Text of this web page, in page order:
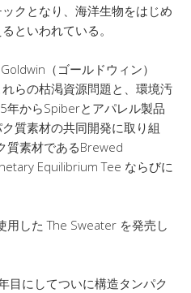
クとなり、海洋生物をはじめ
といわれている。
（ゴールドウィン）
らの枯渇資源問題と、環境汚
年からSpiberとアパレル製品
質素材の共同開発に取り組
質素材であるBrewed
Equilibrium Tee ならびに
用した The Sweater を発売し
目にしてついに構造タンパク